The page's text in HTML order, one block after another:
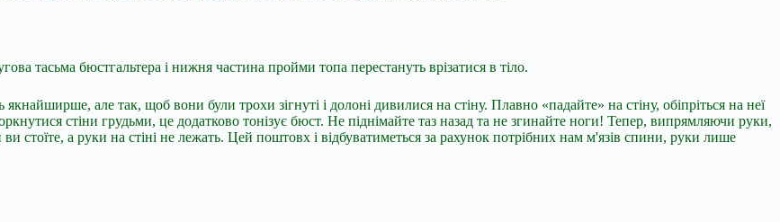
тасьма бюстгальтера і нижня частина пройми топа перестануть врізатися в тіло.
але так, щоб вони були трохи зігнуті і долоні дивилися на стіну. Плавно «падайте» на стіну, обіпріться на неї
стіни грудьми, це додатково тонізує бюст. Не піднімайте таз назад та не згинайте ноги! Тепер, випрямляючи руки,
стоїте, а руки на стіні не лежать. Цей поштовх і відбуватиметься за рахунок потрібних нам м'язів спини, руки лише